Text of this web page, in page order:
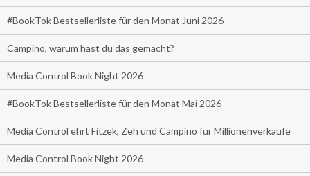
#BookTok Bestsellerliste für den Monat Juni 2026
Campino, warum hast du das gemacht?
Media Control Book Night 2026
#BookTok Bestsellerliste für den Monat Mai 2026
Media Control ehrt Fitzek, Zeh und Campino für Millionenverkäufe
Media Control Book Night 2026